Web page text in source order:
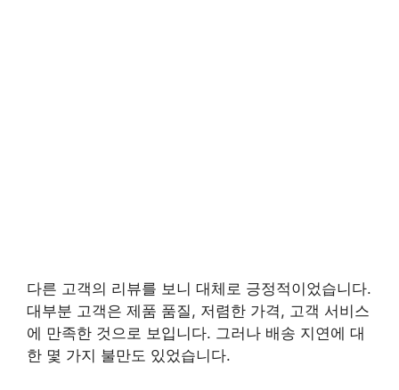
다른 고객의 리뷰를 보니 대체로 긍정적이었습니다.
대부분 고객은 제품 품질, 저렴한 가격, 고객 서비스
에 만족한 것으로 보입니다. 그러나 배송 지연에 대
한 몇 가지 불만도 있었습니다.